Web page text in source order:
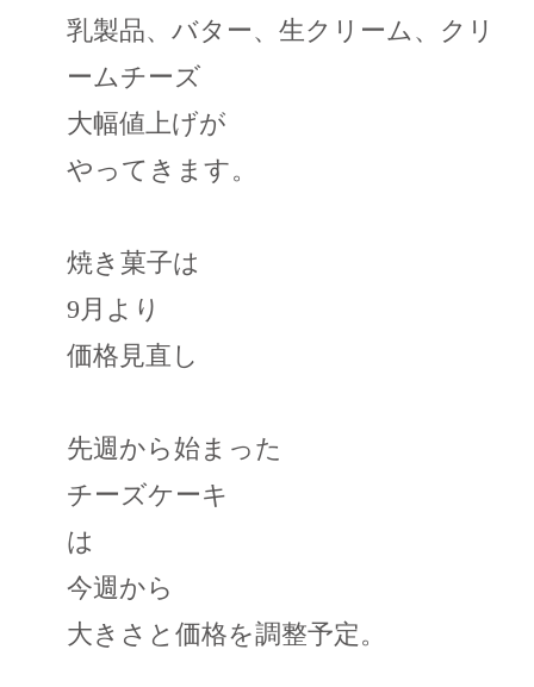
乳製品、バター、生クリーム、クリ
ームチーズ
大幅値上げが
やってきます。
焼き菓子は
9月より
価格見直し
先週から始まった
チーズケーキ
は
今週から
大きさと価格を調整予定。